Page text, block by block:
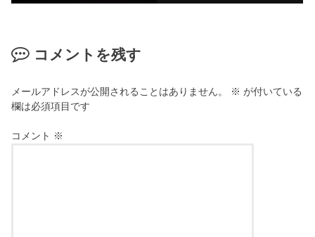
コメントを残す
メールアドレスが公開されることはありません。 ※ が付いている
欄は必須項目です
コメント ※